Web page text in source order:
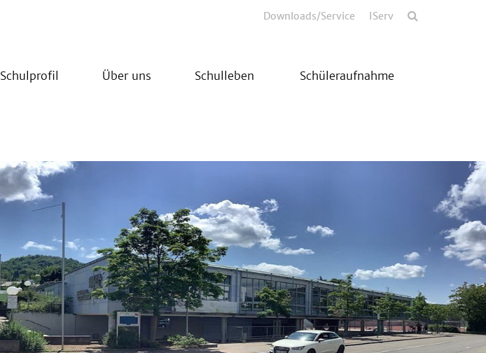
Downloads/Service IServ
Schulprofil Über uns Schulleben Schüleraufnahme